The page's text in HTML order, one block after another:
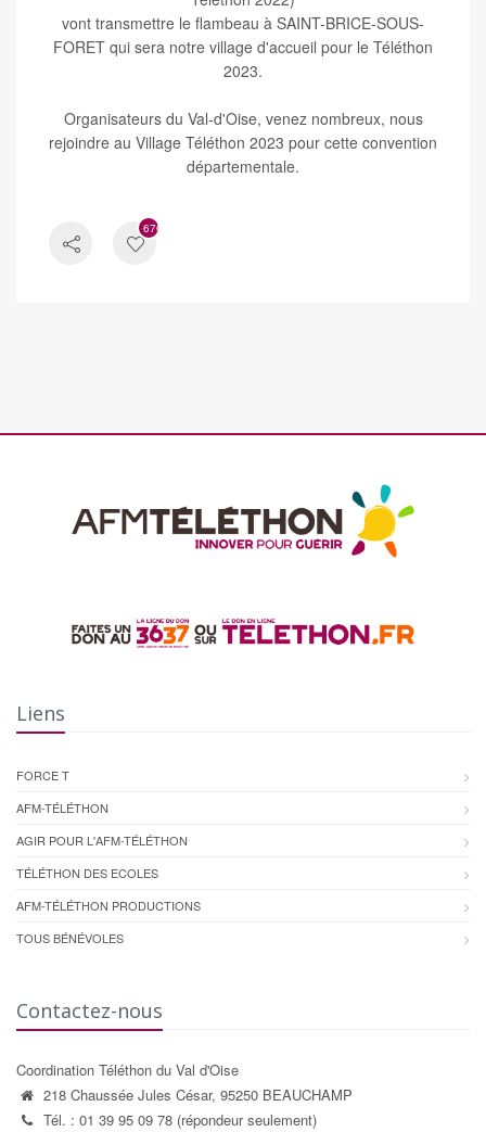
vont transmettre le flambeau à SAINT-BRICE-SOUS-
FORET qui sera notre village d'accueil pour le Téléthon
2023.
Organisateurs du Val-d'Oise, venez nombreux, nous
rejoindre au Village Téléthon 2023 pour cette convention
départementale.
676
Liens
FORCE T
AFM-TÉLÉTHON
AGIR POUR L'AFM-TÉLÉTHON
TÉLÉTHON DES ECOLES
AFM-TÉLÉTHON PRODUCTIONS
TOUS BÉNÉVOLES
Contactez-nous
Coordination Téléthon du Val d'Oise
218 Chaussée Jules César, 95250 BEAUCHAMP
Tél. : 01 39 95 09 78 (répondeur seulement)